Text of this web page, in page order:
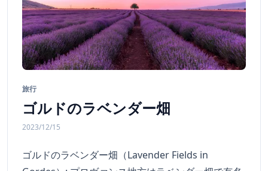
旅行
ゴルドのラベンダー畑
2023/12/15
ゴルドのラベンダー畑（Lavender Fields in